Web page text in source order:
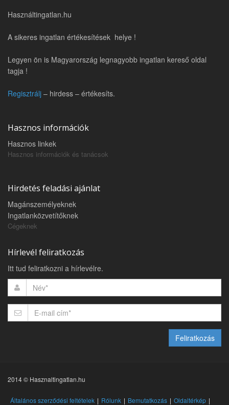
Használtingatlan.hu
A sikeres ingatlan értékesítések helye !
Legyen ön is Magyarország legnagyobb ingatlan kereső oldal
tagja !
Regisztrálj – hirdess – értékesíts.
Hasznos információk
Hasznos linkek
Hasznos információk és tanácsok
Hirdetés feladási ajánlat
Magánszemélyeknek
Ingatlanközvetítőknek
Cégeknek
Hírlevél feliratkozás
Itt tud feliratkozni a hírlevélre.
Feliratkozás
2014 © Hasznaltingatlan.hu
Általános szerződési feltételek Rólunk Bemutatkozás Oldaltérkép